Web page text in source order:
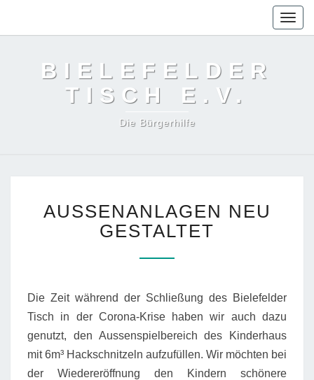
BIELEFELDER
TISCH E.V.
Die Bürgerhilfe
NEU
GESTALTET
AUSSENANLAGEN NEU
GESTALTET
Die Zeit während der Schließung des Bielefelder
Tisch in der Corona-Krise haben wir auch dazu
genutzt, den Aussenspielbereich des Kinderhaus
mit 6m³ Hackschnitzeln aufzufüllen. Wir möchten bei
der Wiedereröffnung den Kindern schönere